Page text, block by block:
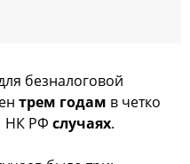
безналоговой
трем годам в четко
НК РФ случаях.